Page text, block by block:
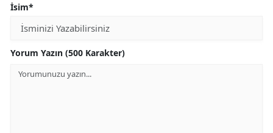
İsim*
Yorum Yazın (500 Karakter)